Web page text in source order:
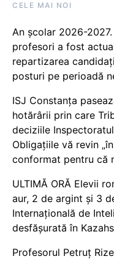
CELE MAI NOI
An școlar 2026-
profesori a fost
repartizarea
posturi pe perioadă
ISJ Constanța
hotărârii prin care
deciziile
Obligațiile vă revin
conformat pentru că
ULTIMĂ ORĂ Elevii
aur, 2 de argint și 3
Internațională de
desfășurată în
Profesorul Petruț